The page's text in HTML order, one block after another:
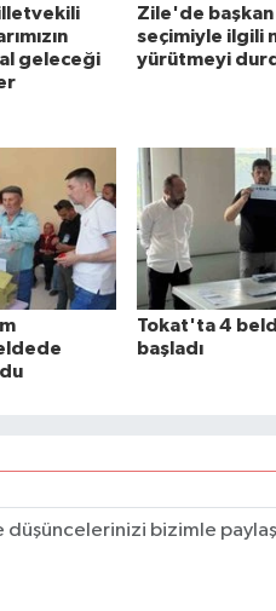
geleceği
Zile'de
seçimiyle ilgili
yürütmeyi
Tokat'ta 4
başladı